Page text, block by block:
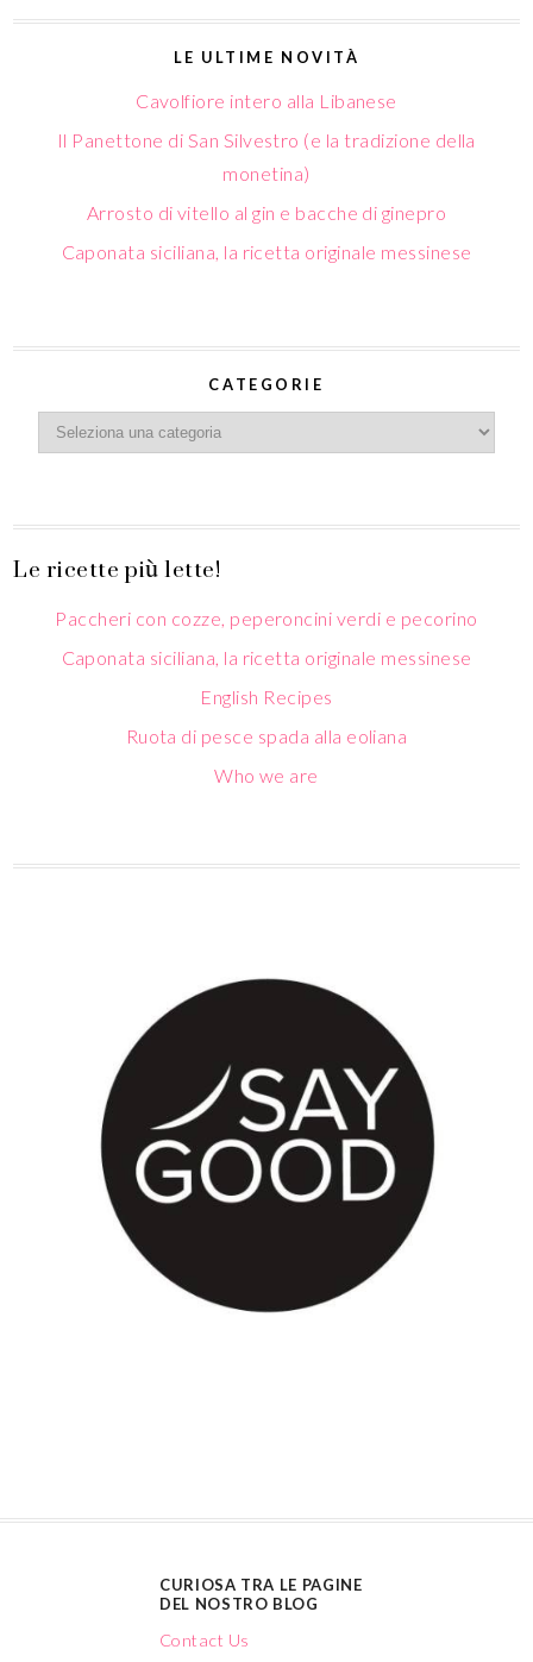
LE ULTIME NOVITÀ
Cavolfiore intero alla Libanese
Il Panettone di San Silvestro (e la tradizione della
monetina)
Arrosto di vitello al gin e bacche di ginepro
Caponata siciliana, la ricetta originale messinese
CATEGORIE
Le ricette più lette!
Paccheri con cozze, peperoncini verdi e pecorino
Caponata siciliana, la ricetta originale messinese
English Recipes
Ruota di pesce spada alla eoliana
Who we are
CURIOSA TRA LE PAGINE
DEL NOSTRO BLOG
Contact Us